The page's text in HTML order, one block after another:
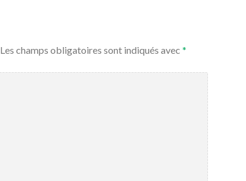
Les champs obligatoires sont indiqués avec*